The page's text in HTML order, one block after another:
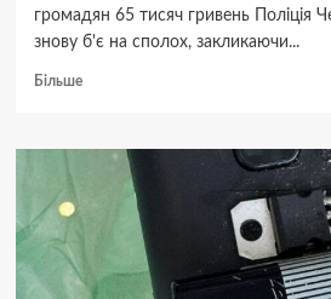
громадян 65 тисяч гривень Поліція
знову б'є на сполох, закликаючи...
БільшеДокладніше
<strong>Крипто-
буковинців
втратили
тис.